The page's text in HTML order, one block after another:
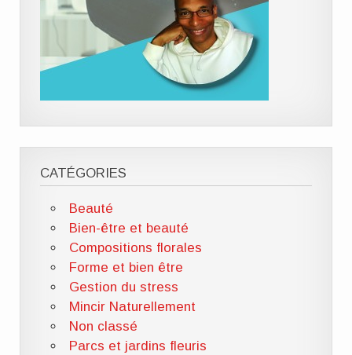
CATÉGORIES
Beauté
Bien-être et beauté
Compositions florales
Forme et bien être
Gestion du stress
Mincir Naturellement
Non classé
Parcs et jardins fleuris